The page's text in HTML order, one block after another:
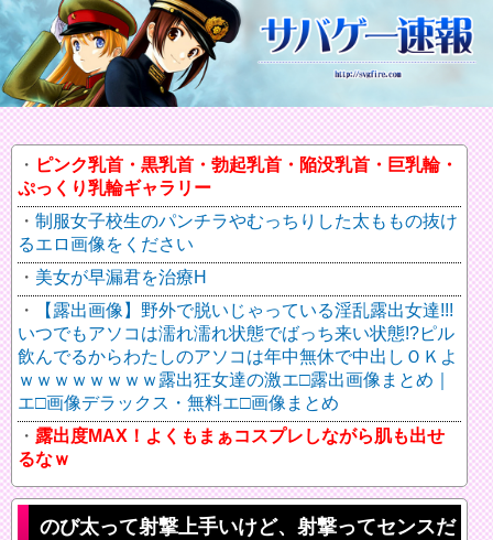
ピンク乳首・黒乳首・勃起乳首・陥没乳首・巨乳輪・
ぷっくり乳輪ギャラリー
制服女子校生のパンチラやむっちりした太ももの抜け
るエロ画像をください
美女が早漏君を治療H
【露出画像】野外で脱いじゃっている淫乱露出女達!!!
いつでもアソコは濡れ濡れ状態でばっち来い状態!?ピル
飲んでるからわたしのアソコは年中無休で中出しＯＫよ
ｗｗｗｗｗｗｗｗ露出狂女達の激エ□露出画像まとめ｜
エ□画像デラックス・無料エ□画像まとめ
露出度MAX！よくもまぁコスプレしながら肌も出せ
るなｗ
のび太って射撃上手いけど、射撃ってセンスだ